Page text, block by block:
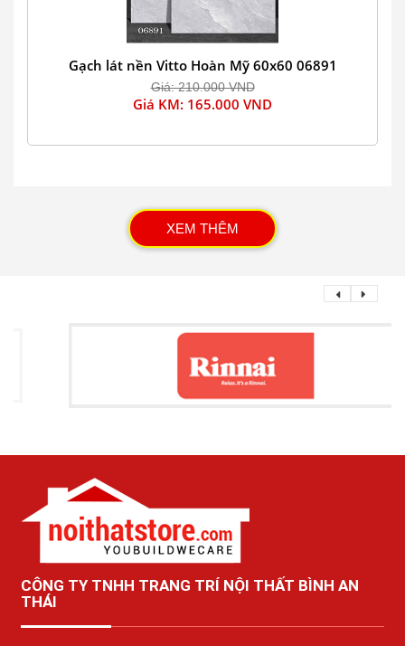
Gạch lát nền Vitto Hoàn Mỹ 60x60 06891
Giá: 210.000 VND
Giá KM: 165.000 VND
XEM THÊM
CÔNG TY TNHH TRANG TRÍ NỘI THẤT BÌNH AN
THÁI